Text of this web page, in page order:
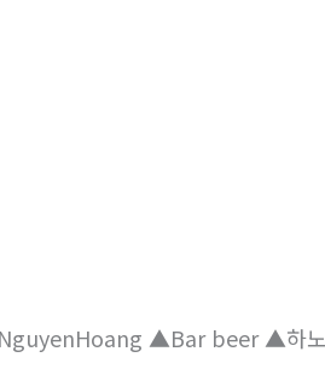
▲Bar beer ▲하노